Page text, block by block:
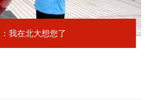
我在北大想您了